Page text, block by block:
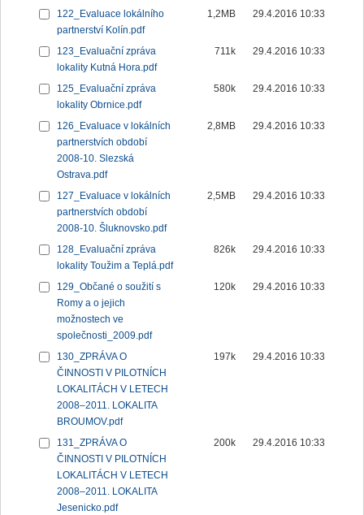
122_Evaluace lokálního
partnerství Kolín.pdf
1,2MB 29.4.2016 10:33
123_Evaluační zpráva
lokality Kutná Hora.pdf
711k 29.4.2016 10:33
125_Evaluační zpráva
lokality Obrnice.pdf
580k 29.4.2016 10:33
126_Evaluace v lokálních
partnerstvích období
2008-10. Slezská
Ostrava.pdf
2,8MB 29.4.2016 10:33
127_Evaluace v lokálních
partnerstvích období
2008-10. Šluknovsko.pdf
2,5MB 29.4.2016 10:33
128_Evaluační zpráva
lokality Toužim a Teplá.pdf
826k 29.4.2016 10:33
129_Občané o soužití s
Romy a o jejich
možnostech ve
společnosti_2009.pdf
120k 29.4.2016 10:33
130_ZPRÁVA O
ČINNOSTI V PILOTNÍCH
LOKALITÁCH V LETECH
2008–2011. LOKALITA
BROUMOV.pdf
197k 29.4.2016 10:33
131_ZPRÁVA O
ČINNOSTI V PILOTNÍCH
LOKALITÁCH V LETECH
2008–2011. LOKALITA
Jesenicko.pdf
200k 29.4.2016 10:33